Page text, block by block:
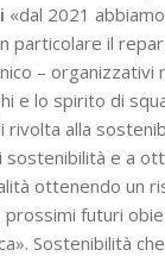
«dal 2021
particolare il
– organizzativi
e lo spirito di
alla
sostenibilità e a
ottenendo un
futuri
Sostenibilità